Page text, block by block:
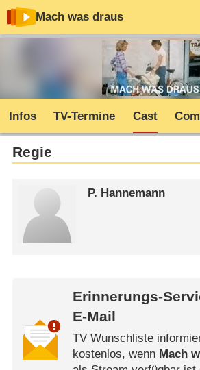
Mach was draus
Infos TV-Termine Cast
Regie
P. Hannemann
Erinnerungs-
E-Mail
TV Wunschliste
kostenlos, wenn Mach